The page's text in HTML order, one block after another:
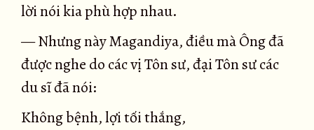
lời nói kia phù hợp nhau.
— Nhưng này Magandiya, điều mà Ông đã
được nghe do các vị Tôn sư, đại Tôn sư các
du sĩ đã nói:
Không bệnh, lợi tối thắng,